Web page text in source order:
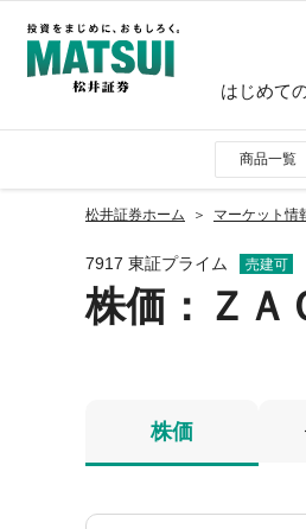
はじめて
商品一覧
松井証券ホーム マーケット情
7917 東証プライム 売建可
株価 ：ＺＡ
株価